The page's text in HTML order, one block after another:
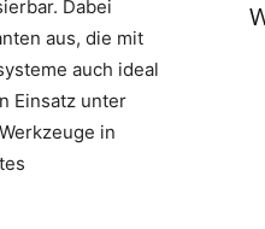
Dabei
aus, die mit
auch ideal
Einsatz unter
in